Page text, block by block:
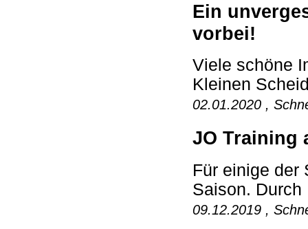
Ein
vorbei!
Viele schöne
Kleinen
02.01.2020 ,
JO Training
Für einige der
Saison.
09.12.2019 ,